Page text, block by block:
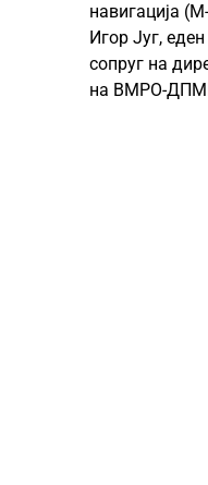
навигација
Игор Југ,
сопруг на
на ВМРО-